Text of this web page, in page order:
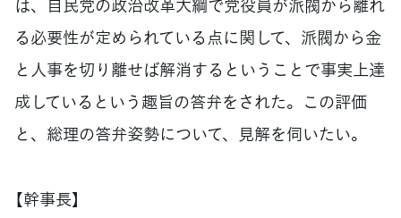
は、自民党の政治改革大綱で党役員が派閥から離れ
る必要性が定められている点に関して、派閥から金
と人事を切り離せば解消するということで事実上達
成しているという趣旨の答弁をされた。この評価
と、総理の答弁姿勢について、見解を伺いたい。
【幹事長】